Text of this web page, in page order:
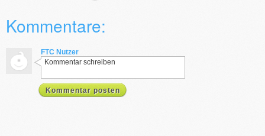
Kommentare:
FTC Nutzer
Kommentar schreiben
Kommentar posten